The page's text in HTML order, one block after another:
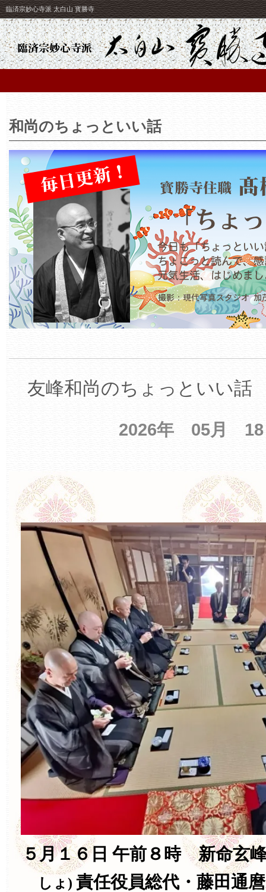
臨済宗妙心寺派 太白山 寳勝寺
和尚のちょっといい話
友峰和尚のちょっといい話
2026年 05月
５月１６日 午前８時 新命玄
しょ) 責任役員総代・藤田通